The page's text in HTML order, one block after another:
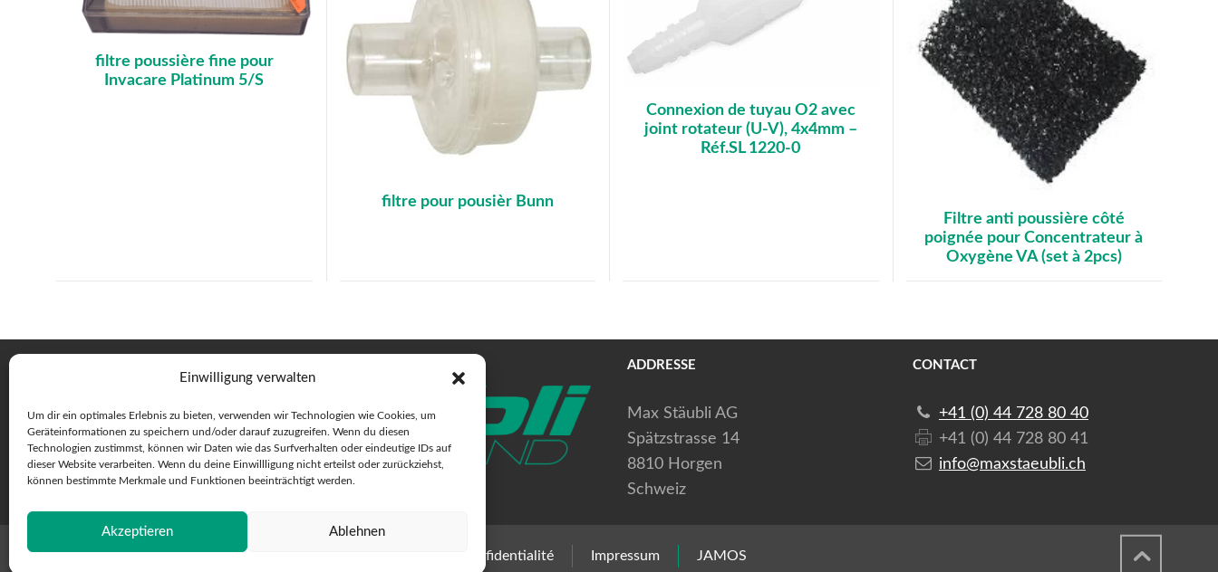
Einwilligung verwalten
Um dir ein optimales Erlebnis zu bieten, verwenden wir Technologien wie Cookies, um
Geräteinformationen zu speichern und/oder darauf zuzugreifen. Wenn du diesen
Technologien zustimmst, können wir Daten wie das Surfverhalten oder eindeutige IDs auf
dieser Website verarbeiten. Wenn du deine Einwillligung nicht erteilst oder zurückziehst,
können bestimmte Merkmale und Funktionen beeinträchtigt werden.
Akzeptieren Ablehnen
filtre poussière fine pour
Invacare Platinum 5/S
filtre pour pousièr Bunn
Connexion de tuyau O2 avec
joint rotateur (U-V), 4x4mm –
Réf.SL 1220-0
Filtre anti poussière côté
poignée pour Concentrateur à
Oxygène VA (set à 2pcs)
ADDRESSE
Max Stäubli AG
Spätzstrasse 14
8810 Horgen
Schweiz
CONTACT
+41 (0) 44 728 80 40
+41 (0) 44 728 80 41
info@maxstaeubli.ch
© 2026 Max Stäubli AG - Toutes droits réservés Charte de confidentialité Impressum JAMOS